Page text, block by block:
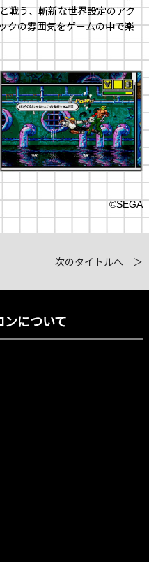
戦う、斬新な世界設定のアク
クの雰囲気をゲームの中で楽
©SEGA
次のタイトルへ ＞
ンについて